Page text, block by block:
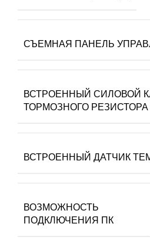
СЪЕМНАЯ ПАНЕЛЬ
ВСТРОЕННЫЙ СИЛОВОЙ
ТОРМОЗНОГО РЕЗИСТОРА
ВСТРОЕННЫЙ ДАТЧИК
ВОЗМОЖНОСТЬ
ПОДКЛЮЧЕНИЯ ПК